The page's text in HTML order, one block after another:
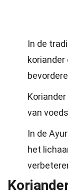
In de
van
In de
het